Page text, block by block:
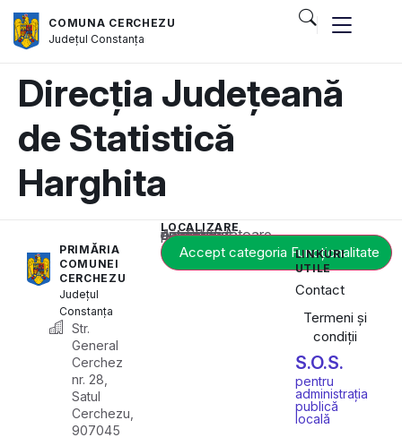
COMUNA CERCHEZU
JudețulConstanța
Direcția Județeană
de Statistică
Harghita
PRIMĂRIA
COMUNEI
CERCHEZU
Județul
Constanța
Str.
General
Cerchez
nr. 28,
Satul
Cerchezu,
907045
LOCALIZARE
Acest conținut este blocat până când acceptați categoria corespunzătoare de cookie-uri.
Accept categoria Funcționalitate
LINKURI
UTILE
Contact
Termeni și
condiții
S.O.S.
pentru
administrația
publică
locală